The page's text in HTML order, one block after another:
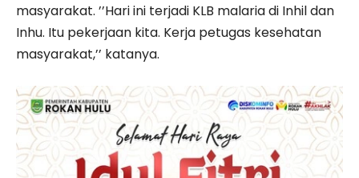
masyarakat. ’’Hari ini terjadi KLB malaria di Inhil dan
Inhu. Itu pekerjaan kita. Kerja petugas kesehatan
masyarakat,’’ katanya.